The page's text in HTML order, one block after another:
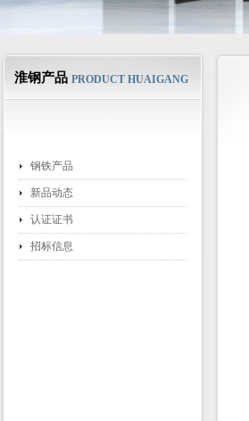
淮钢产品 PRODUCT HUAIGANG
钢铁产品
新品动态
认证证书
招标信息